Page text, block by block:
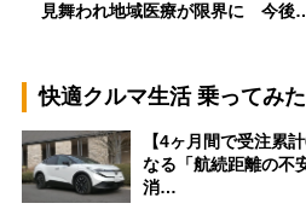
見舞われ地域医療が限界に 今後
快適クルマ生活 乗ってみ
【4ヶ月間で受注累
なる「航続距離の不
消…